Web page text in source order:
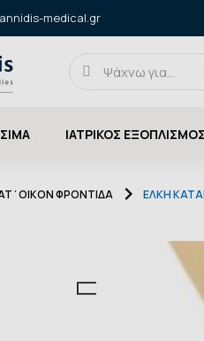
medical.gr
ΙΑΤΡΙΚΟΣ
ΦΡΟΝΤΙΔΑ ΕΛΚΗ